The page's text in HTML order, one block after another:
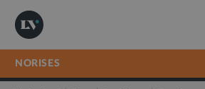
NORISES